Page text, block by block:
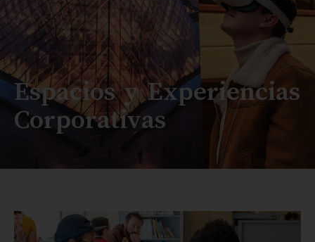
Espacios y Experiencias
Corporativas